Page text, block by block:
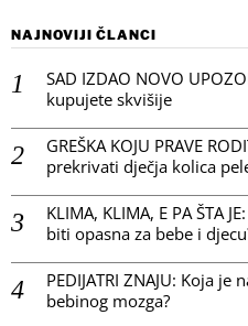
NAJNOVIJI ČLANCI
SAD IZDAO NOVO
kupujete skvišije
GREŠKA KOJU PRAVE
prekrivati dječja kolica
KLIMA, KLIMA, E PA ŠTA
biti opasna za bebe i
PEDIJATRI ZNAJU: Koja
bebinog mozga?